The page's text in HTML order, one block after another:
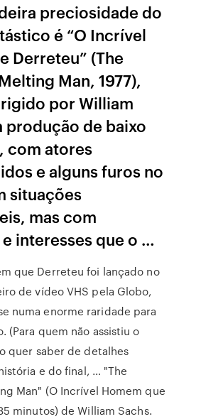
preciosidade do
é “O Incrível
Derreteu” (The
Man, 1977),
por William
produção de baixo
com atores
e alguns furos no
situações
mas com
interesses que o …
que Derreteu foi lançado no
de vídeo VHS pela Globo,
numa enorme raridade para
(Para quem não assistiu o
quer saber de detalhes
e do final, … "The
Man" (O Incrível Homem que
minutos) de William Sachs.